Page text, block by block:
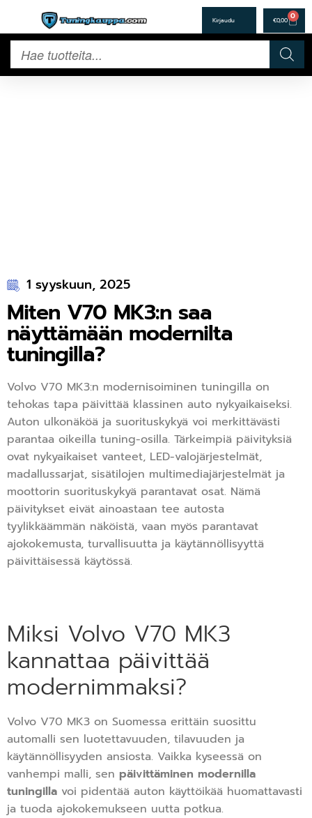
€0,00 0
1 syyskuun, 2025
Miten V70 MK3:n saa
näyttämään modernilta
tuningilla?
Volvo V70 MK3:n modernisoiminen tuningilla on
tehokas tapa päivittää klassinen auto nykyaikaiseksi.
Auton ulkonäköä ja suorituskykyä voi merkittävästi
parantaa oikeilla tuning-osilla. Tärkeimpiä päivityksiä
ovat nykyaikaiset vanteet, LED-valojärjestelmät,
madallussarjat, sisätilojen multimediajärjestelmät ja
moottorin suorituskykyä parantavat osat. Nämä
päivitykset eivät ainoastaan tee autosta
tyylikkäämmän näköistä, vaan myös parantavat
ajokokemusta, turvallisuutta ja käytännöllisyyttä
päivittäisessä käytössä.
Miksi Volvo V70 MK3
kannattaa päivittää
modernimmaksi?
Volvo V70 MK3 on Suomessa erittäin suosittu
automalli sen luotettavuuden, tilavuuden ja
käytännöllisyyden ansiosta. Vaikka kyseessä on
vanhempi malli, sen päivittäminen modernilla
tuningilla voi pidentää auton käyttöikää huomattavasti
ja tuoda ajokokemukseen uutta potkua.